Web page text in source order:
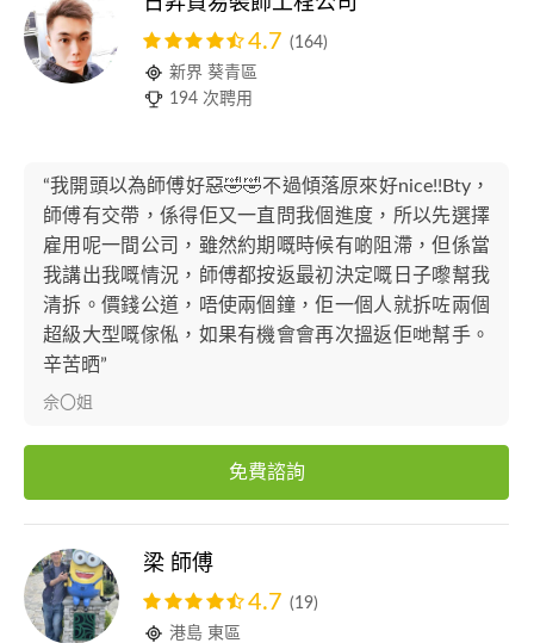
4.7 (164)
新界 葵青區
194 次聘用
“我開頭以為師傅好惡🤣🤣不過傾落原來好nice!!Bty，
師傅有交帶，係得佢又一直問我個進度，所以先選擇
雇用呢一間公司，雖然約期嘅時候有啲阻滯，但係當
我講出我嘅情況，師傅都按返最初決定嘅日子嚟幫我
清拆。價錢公道，唔使兩個鐘，佢一個人就拆咗兩個
超級大型嘅傢俬，如果有機會會再次搵返佢哋幫手。
辛苦晒”
佘〇姐
免費諮詢
梁 師傅
4.7 (19)
港島 東區